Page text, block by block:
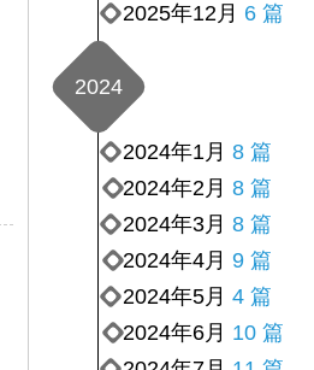
2025年12月 6 篇
2024
2024年6月 10 篇
2024年5月 4 篇
2024年4月 9 篇
2024年3月 8 篇
2024年2月 8 篇
2024年1月 8 篇